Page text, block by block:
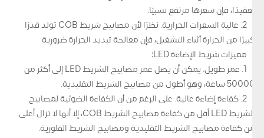
تعقيدًا، فإن سعرها مرتفع نسبيًا.
2. عالية السعرات الحرارية. نظرًا لأن مصابيح شريط COB تولد قدرًا
كبيرًا من الحرارة أثناء التشغيل، فإن معالجة تبديد الحرارة ضرورية
مميزات شريط الإضاءة LED:
1. عمر طويل. يمكن أن يصل عمر مصابيح الشريط LED إلى أكثر من
50000 ساعة، وهو أطول من مصابيح الشريط التقليدية.
2. كفاءة إضاءة عالية. على الرغم من أن الكفاءة الضوئية لمصابيح
الشريط LED أقل من كفاءة مصابيح الشريط COB، إلا أنها لا تزال أعلى
من كفاءة مصابيح الشريط التقليدية ومصابيح الشريط الفلورية.